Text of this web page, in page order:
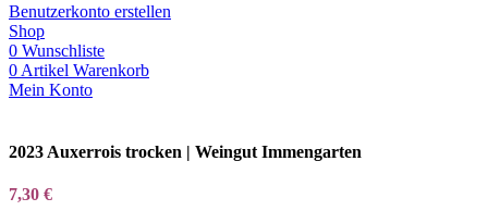
Benutzerkonto erstellen
Shop
0 Wunschliste
0 Artikel Warenkorb
Mein Konto
2023 Auxerrois trocken | Weingut Immengarten
7,30 €